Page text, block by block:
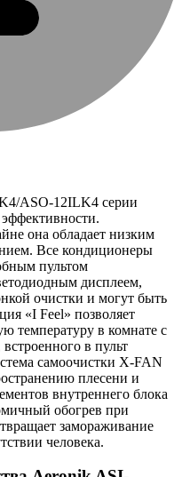
ASO-12ILK4 серии
она обладает низким
Все кондиционеры
пультом
дисплеем,
очистки и могут быть
«I Feel» позволяет
температуру в комнате с
в пульт
самоочистки X-FAN
плесени и
внутреннего блока
обогрев при
замораживание
человека.